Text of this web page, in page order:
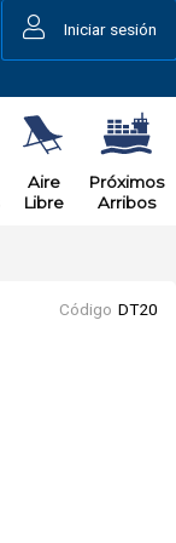
Iniciar sesión
Aire
Libre
Próximos
Arribos
Código DT20